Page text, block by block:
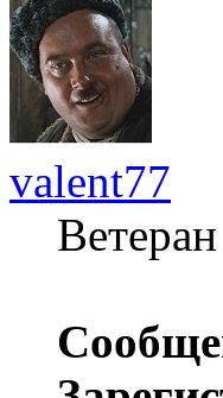
valent77
Ветеран